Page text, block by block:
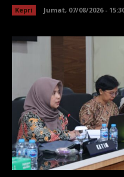
Kepri Jumat, 07/08/2026 -